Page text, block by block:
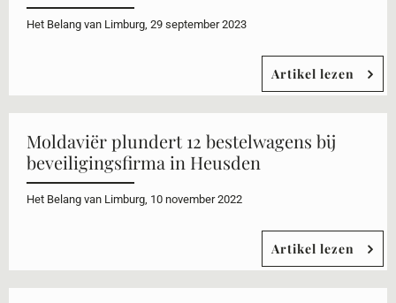
Het Belang van Limburg, 29 september 2023
Artikel lezen
Moldaviër plundert 12 bestelwagens bij
beveiligingsfirma in Heusden
Het Belang van Limburg, 10 november 2022
Artikel lezen